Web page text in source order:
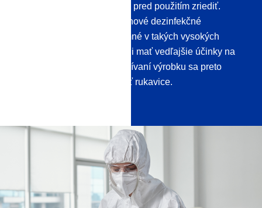
Naše koncentráty sa musia pred použitím zriediť.
Naše vysoko účinné povrchové dezinfekčné
prostriedky sú v nich prítomné v takých vysokých
koncentráciách, že by mohli mať vedľajšie účinky na
zdravie. Pri miešaní a používaní výrobku sa preto
dôrazne odporúča používať rukavice.